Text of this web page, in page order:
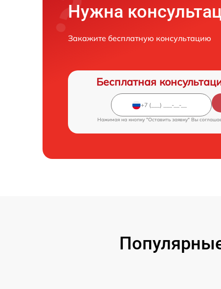
Нужна
Закажите бесплатную консультацию
Бесплатная
Нажимая на кнопку "Оставить заявку" Вы